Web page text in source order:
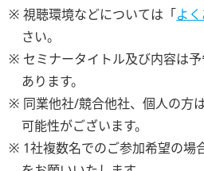
※ 視聴環境などについては「 よ
さい。
※ セミナータイトル及び内容は
あります。
※ 同業他社/競合他社、個人の方
可能性がございます。
※ 1社複数名でのご参加希望の場